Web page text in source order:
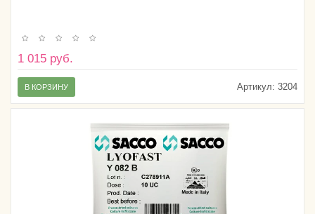
1 015 руб.
Артикул: 3204
В КОРЗИНУ